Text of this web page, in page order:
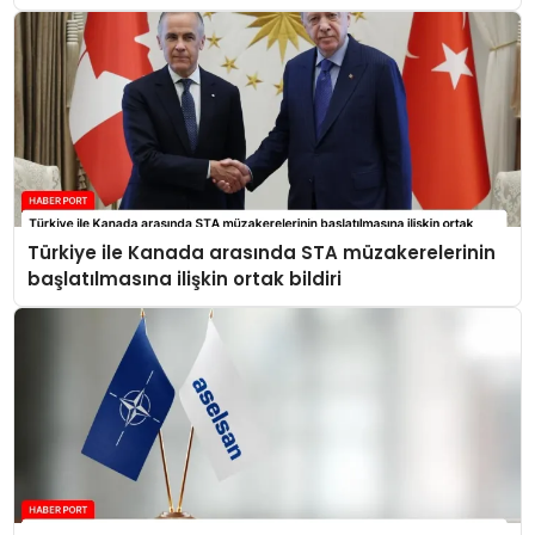
Türkiye ile Kanada arasında STA müzakerelerinin
başlatılmasına ilişkin ortak bildiri